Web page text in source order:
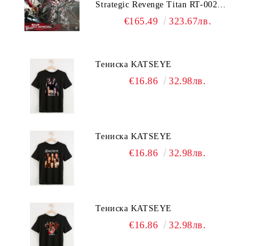
Strategic Revenge Titan RT-002
Nemesis€165.49 323.67лв.
Тениска KATSEYE
€16.86 32.98лв.
Тениска KATSEYE
€16.86 32.98лв.
Тениска KATSEYE
€16.86 32.98лв.